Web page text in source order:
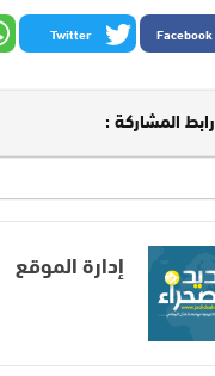
Facebook
Twitter
رابط المشاركة :
إدارة الموقع